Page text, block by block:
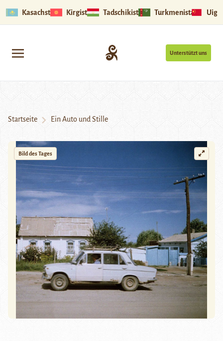
Kasachstan Kirgistan Tadschikistan Turkmenistan
Unterstützt uns
Startseite Ein Auto und Stille
Bild des Tages